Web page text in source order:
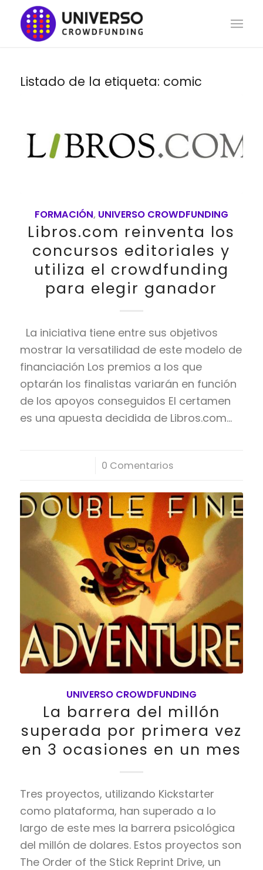
Listado de la etiqueta: comic
FORMACIÓN, UNIVERSO CROWDFUNDING
Libros.com reinventa los
concursos editoriales y
utiliza el crowdfunding
para elegir ganador
La iniciativa tiene entre sus objetivos
mostrar la versatilidad de este modelo de
financiación Los premios a los que
optarán los finalistas variarán en función
de los apoyos conseguidos El certamen
es una apuesta decidida de Libros.com…
0 Comentarios
UNIVERSO CROWDFUNDING
La barrera del millón
superada por primera vez
en 3 ocasiones en un mes
Tres proyectos, utilizando Kickstarter
como plataforma, han superado a lo
largo de este mes la barrera psicológica
del millón de dolares. Estos proyectos son
The Order of the Stick Reprint Drive, un